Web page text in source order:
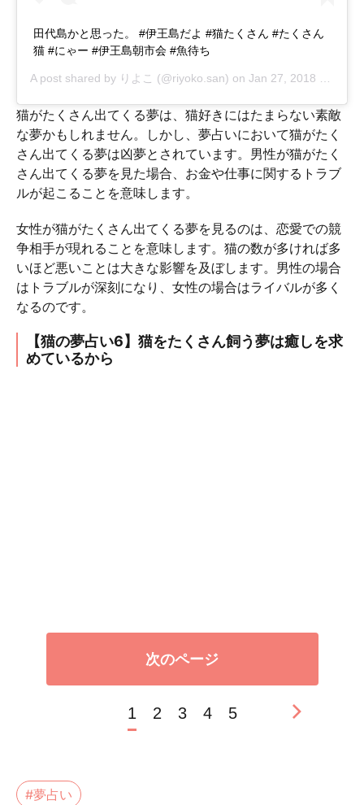
田代島かと思った。 #伊王島だよ #猫たくさん #たくさん
猫 #にゃー #伊王島朝市会 #魚待ち
A post shared by りよこ (@riyoko.san) on Jan 27, 2018 at 11:03pm PST
猫がたくさん出てくる夢は、猫好きにはたまらない素敵
な夢かもしれません。しかし、夢占いにおいて猫がたく
さん出てくる夢は凶夢とされています。男性が猫がたく
さん出てくる夢を見た場合、お金や仕事に関するトラブ
ルが起こることを意味します。
女性が猫がたくさん出てくる夢を見るのは、恋愛での競
争相手が現れることを意味します。猫の数が多ければ多
いほど悪いことは大きな影響を及ぼします。男性の場合
はトラブルが深刻になり、女性の場合はライバルが多く
なるのです。
【猫の夢占い6】猫をたくさん飼う夢は癒しを求
めているから
次のページ
1 2 3 4 5
#夢占い